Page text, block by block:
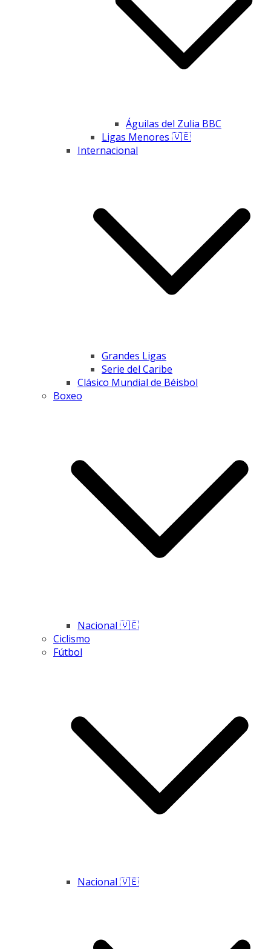
Águilas del Zulia BBC
Ligas Menores 🇻🇪
Internacional
Grandes Ligas
Serie del Caribe
Clásico Mundial de Béisbol
Boxeo
Nacional 🇻🇪
Ciclismo
Fútbol
Nacional 🇻🇪